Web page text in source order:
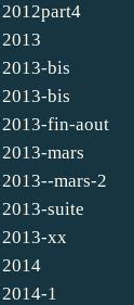
2012part4
2013
2013-bis
2013-bis
2013-fin-aout
2013-mars
2013--mars-2
2013-suite
2013-xx
2014
2014-1